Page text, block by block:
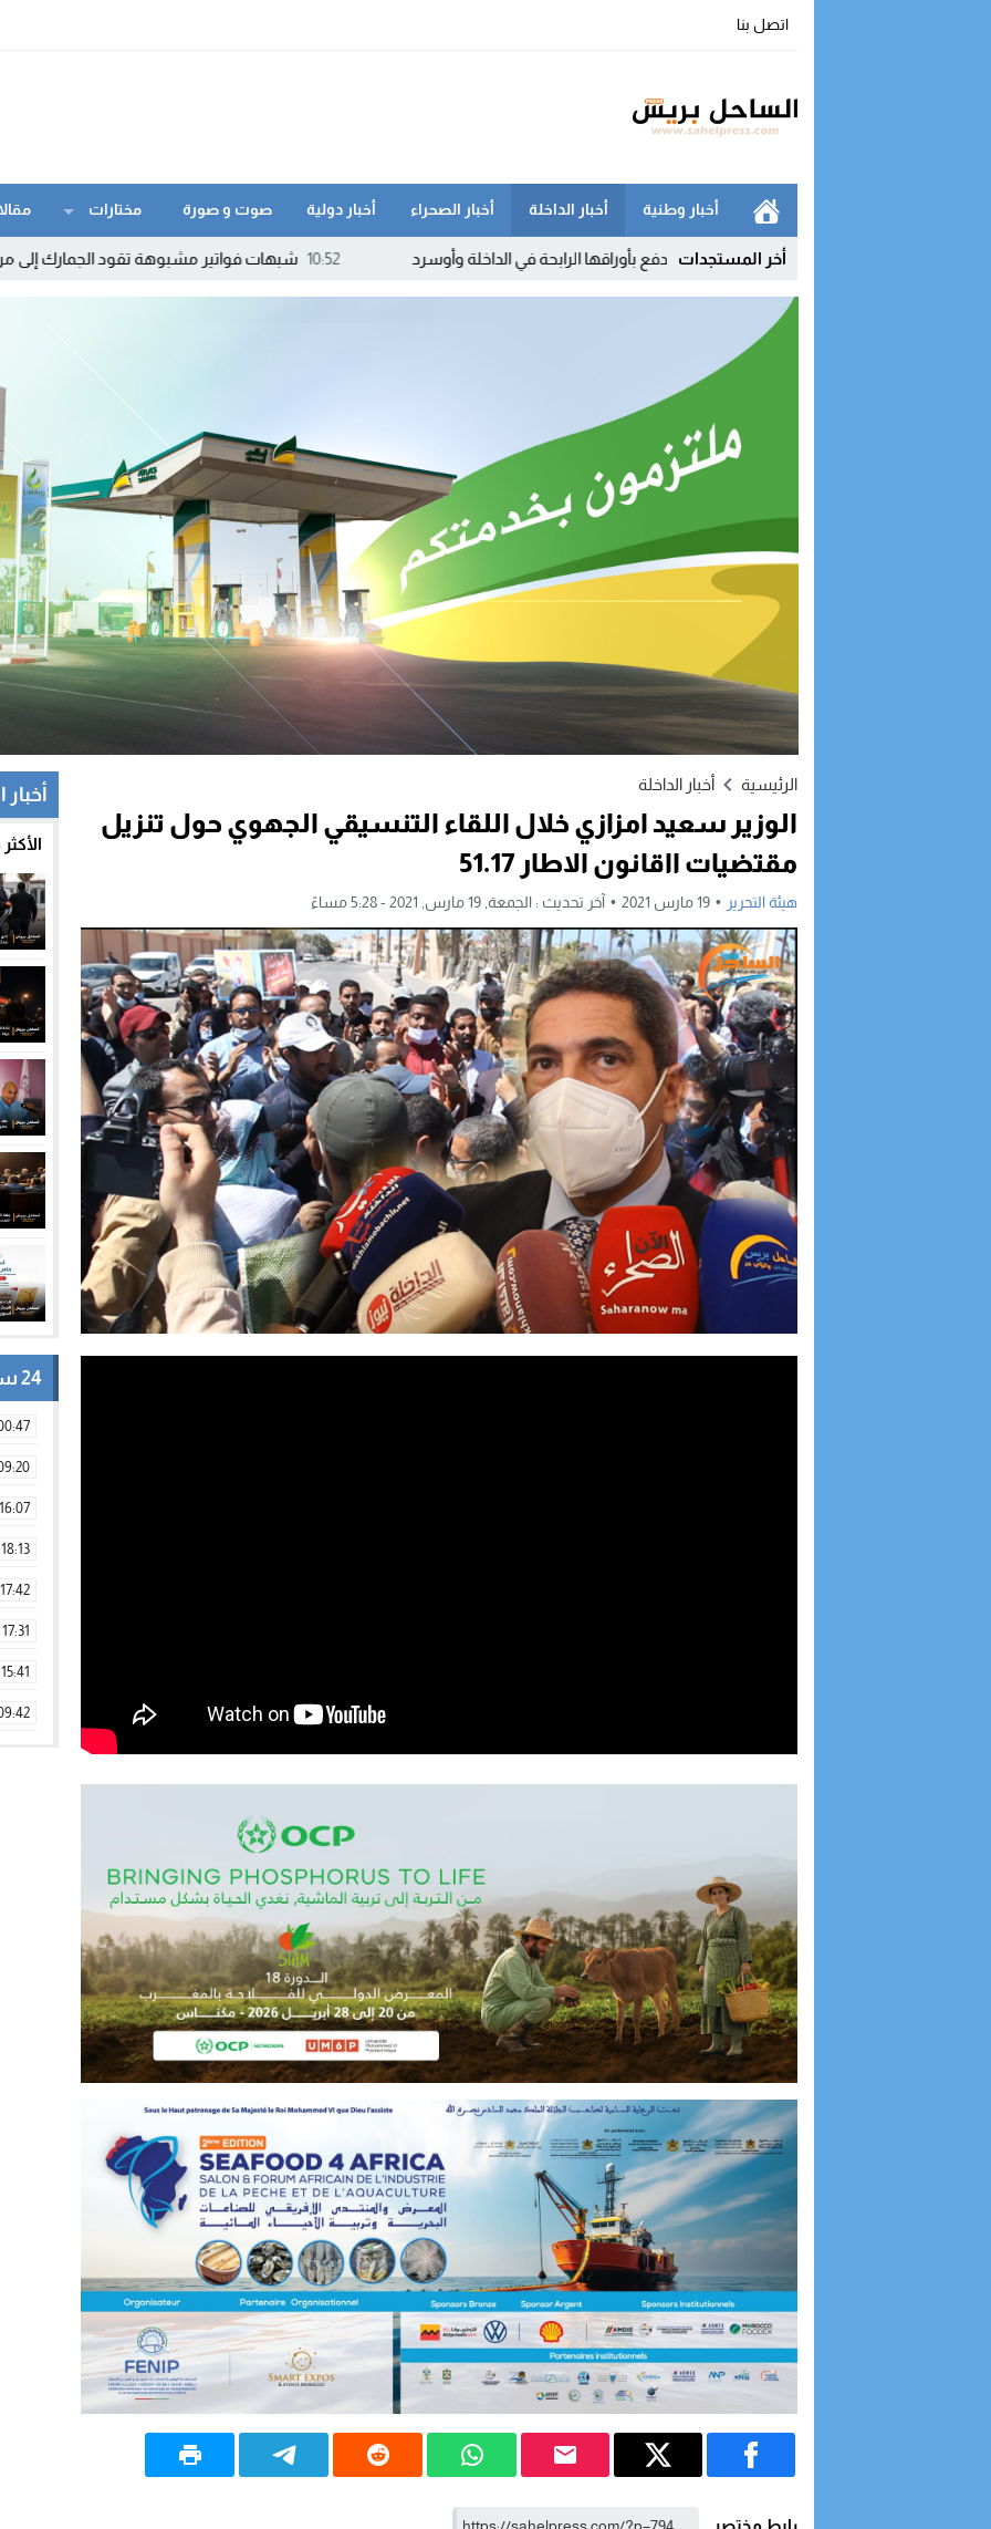
اتصل بنا
أخبار وطنية أخبار الداخلة أخبار الصحراء أخبار دولية صوت و صورة مختارات
أخر المستجدات 10:52 شبهات فواتير مشبوهة تقود الجمارك إلى مراقبة أكثر من 200 شركة سباق نحو البرلمان.. الأحزاب تدفع بأوراقها الرابحة في الداخلة وأوسرد
الرئيسية أخبار الداخلة
الوزير سعيد امزازي خلال اللقاء التنسيقي الجهوي حول تنزيل
مقتضيات ااقانون الاطار 51.17
هيئة التحرير 19 مارس 2021 آخر تحديث : الجمعة, 19 مارس, 2021 - 5:28 مساءً
أخبار
24 ساعة
16:07
18:13
17:42
17:31
15:41